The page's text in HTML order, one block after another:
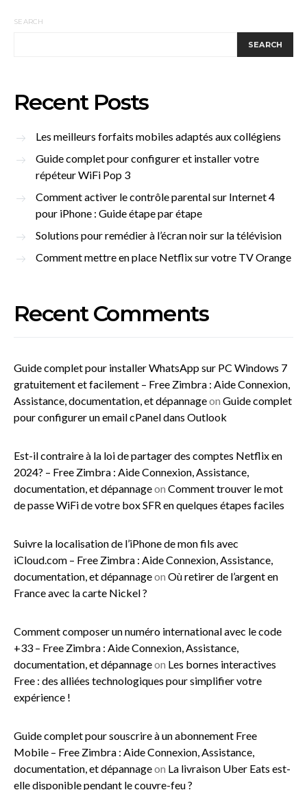
SEARCH
SEARCH
Recent Posts
Les meilleurs forfaits mobiles adaptés aux collégiens
Guide complet pour configurer et installer votre
répéteur WiFi Pop 3
Comment activer le contrôle parental sur Internet 4
pour iPhone : Guide étape par étape
Solutions pour remédier à l’écran noir sur la télévision
Comment mettre en place Netflix sur votre TV Orange
Recent Comments
Guide complet pour installer WhatsApp sur PC Windows 7
gratuitement et facilement – Free Zimbra : Aide Connexion,
Assistance, documentation, et dépannageon Guide complet
pour configurer un email cPanel dans Outlook
Est-il contraire à la loi de partager des comptes Netflix en
2024? – Free Zimbra : Aide Connexion, Assistance,
documentation, et dépannageon Comment trouver le mot
de passe WiFi de votre box SFR en quelques étapes faciles
Suivre la localisation de l’iPhone de mon fils avec
iCloud.com – Free Zimbra : Aide Connexion, Assistance,
documentation, et dépannageon Où retirer de l’argent en
France avec la carte Nickel ?
Comment composer un numéro international avec le code
+33 – Free Zimbra : Aide Connexion, Assistance,
documentation, et dépannageon Les bornes interactives
Free : des alliées technologiques pour simplifier votre
expérience !
Guide complet pour souscrire à un abonnement Free
Mobile – Free Zimbra : Aide Connexion, Assistance,
documentation, et dépannageon La livraison Uber Eats est-
elle disponible pendant le couvre-feu ?